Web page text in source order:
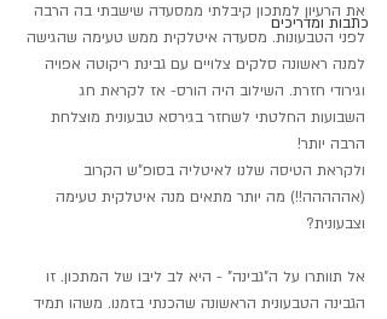
כתבות ומדריכים
את הרעיון למתכון קיבלתי ממסעדה שישבתי בה הרבה
לפני הטבעונות. מסעדה איטלקית ממש טעימה שהגישה
למנה ראשונה סלקים צלויים עם גבינת ריקוטה אפויה
וגירודי חזרת. השילוב היה הורס- אז לקראת חג
השבועות החלטתי לשחזר בגירסא טבעונית מוצלחת
הרבה יותר!
ולקראת הטיסה שלנו לאיטליה בסופ"ש הקרוב
(אההההה!!) מה יותר מתאים מנה איטלקית טעימה
וצבעונית?
אל תוותרו על ה"גבינה" - היא לב ליבו של המתכון. זו
הגבינה הטבעונית הראשונה שהכנתי בזמנו. משהו תמיד